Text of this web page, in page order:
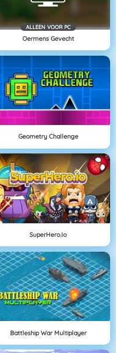
ALLEEN VOOR PC
Oermens Gevecht
Geometry Challenge
SuperHero.io
Battleship War Multiplayer